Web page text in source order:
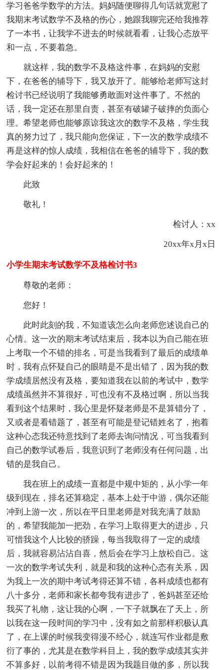
学习爸爸学数学的方法。妈妈随便聊得几句话就宽慰了
我期末考试数学不及格的伤心，她跟我聊完还给我推荐
了一本书，让我学不进去的时候就看看，让我心态放平
和一点，不要着急。
就这样，我的数学不及格这件事，在妈妈的安慰
下，在爸爸的辅导下，我又放开了。能够给老师写这封
检讨书已经说明了我能够勇敢面对这件事了。不然的
话，我一定还在那里自责，甚至有破罐子破摔的负面心
理。希望老师也能够原谅我这次的数学不及格，学生我
真的努力过了，我只能向您保证，下一次的数学成绩不
再是这样的惊人成绩，我相信在爸爸的辅导下，我的数
学会好起来的！会好起来的！
此致
敬礼！
检讨人：xx
20xx年x月x日
小学生期末考试数学不及格检讨书3
尊敬的老师：
您好！
此时此刻的我，不知道该怎么向老师您述说自己的
心情。这一次的期末考试结束后，我本以为自己能在班
上考取一个不错的排名，可是当我看到了最后的成绩单
时，我有点怀疑自己的眼睛是不是出错了，因为我的数
学成绩居然没有及格，要知道我在以前的考试中，数学
成绩虽然并不算很好，可也没有不及格过啊，所以当我
看到这个结果时，我心里是怀疑老师是不是算错分了，
又或者是看错题了，甚至有可能是登记错姓名了，抱着
这种心态我还特意找到了老师去询问情况，可当我看到
自己的数学试卷后，我意识到了老师没有任何问题，出
错的是我自己。
我在班上的成绩一直都是中规中矩的，从小学一年
级到现在，排名还算稳定，基本上处于中游，偶尔还能
冲到上游一次，所以在平日里老师是对我充满了鼓励
的，希望我能加一把劲，在学习上取得更大的进步，只
可惜我这个人比较的骄躁，每当我取得了一定的成绩
后，我就容易沾沾自喜，然后会在学习上放松自己。这
一次的数学考试失利，就是和我的这种心态有关系，因
为我上一次的期中考试考得还算不错，各科成绩也都有
八十多分，老师和家长都夸我有进步了，爸妈甚至还给
我买了礼物，这让我的心啊，一下子就飘在了天上，所
以我在这一段时间的学习中，没有如之前那样积极认真
了，在上课的时候我变得漫不经心，就连写作业都是敷
衍了事的，尤其是在数学科目上，我的数学成绩其实并
不算多好，以前考得不错是因为我题目做的多，所以我